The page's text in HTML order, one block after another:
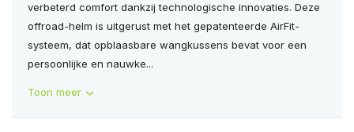
verbeterd comfort dankzij technologische innovaties. Deze
offroad-helm is uitgerust met het gepatenteerde AirFit-
systeem, dat opblaasbare wangkussens bevat voor een
persoonlijke en nauwke...
Toon meer